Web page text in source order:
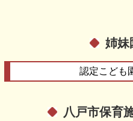
姉妹
認定こども
八戸市保育